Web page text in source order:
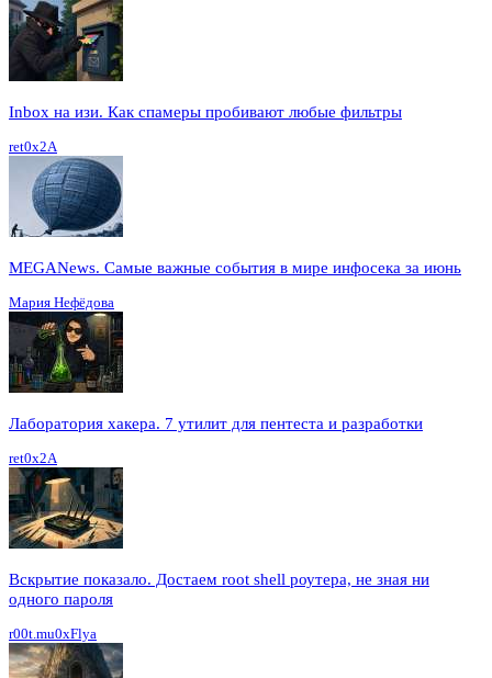
Inbox на изи. Как спамеры пробивают любые фильтры
ret0x2A
MEGANews. Cамые важные события в мире инфосека за июнь
Мария Нефёдова
Лаборатория хакера. 7 утилит для пентеста и разработки
ret0x2A
Вскрытие показало. Достаем root shell роутера, не зная ни
одного пароля
r00t.mu0xFlya